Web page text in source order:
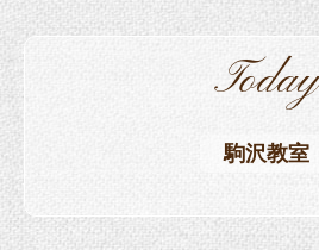
Today
駒沢教室